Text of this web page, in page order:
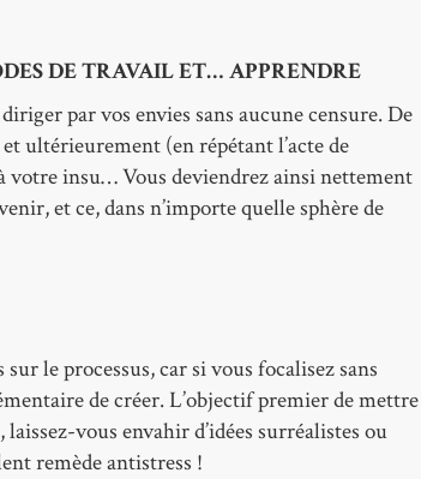
DE TRAVAIL ET… APPRENDRE
par vos envies sans aucune censure. De
ultérieurement (en répétant l’acte de
votre insu… Vous deviendrez ainsi nettement
et ce, dans n’importe quelle sphère de
le processus, car si vous focalisez sans
de créer. L’objectif premier de mettre
vous envahir d’idées surréalistes ou
remède antistress !